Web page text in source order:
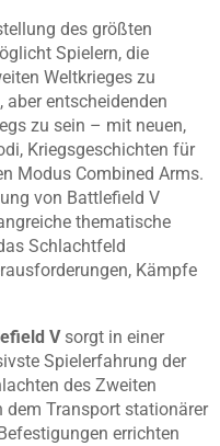
des größten
Spielern, die
Weltkrieges zu
aber entscheidenden
zu sein – mit neuen,
Kriegsgeschichten für
Modus Combined Arms.
von Battlefield V
thematische
Schlachtfeld
Kämpfe
Vsorgt in einer
Spielerfahrung der
des Zweiten
dem Transport stationärer
errichten